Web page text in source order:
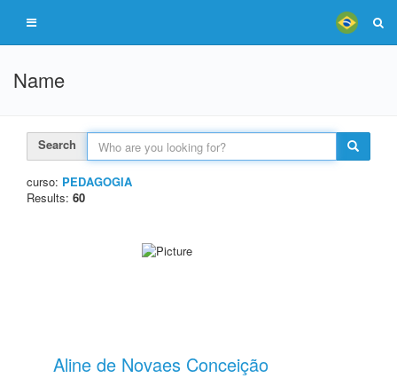
Name
Search
curso: PEDAGOGIA
Results: 60
Aline de Novaes Conceição